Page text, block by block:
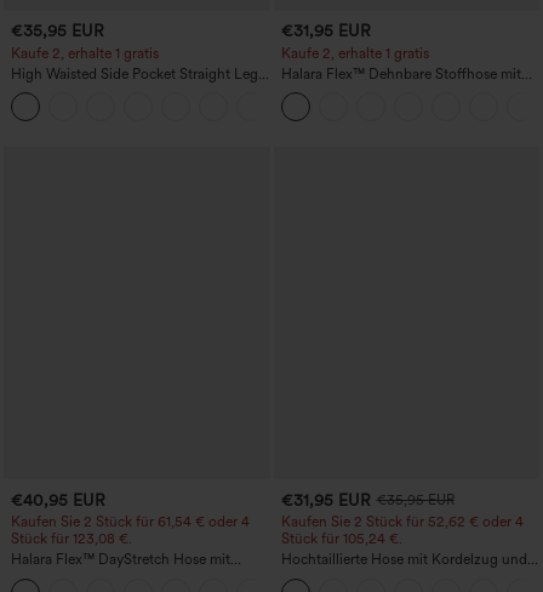
€35,95 EUR
Kaufe 2, erhalte 1 gratis
High Waisted Side Pocket Straight Leg
Work Pants
€31,95 EUR
Kaufe 2, erhalte 1 gratis
Halara Flex™ Dehnbare Stoffhose mit
hohem Bund und Seitentasche hinten
€40,95 EUR
Kaufen Sie 2 Stück für 61,54 € oder 4
Stück für 123,08 €.
Halara Flex™ DayStretch Hose mit
mittlerer Bundhöhe, seitlicher
€31,95 EUR €35,95 EUR
Kaufen Sie 2 Stück für 52,62 € oder 4
Stück für 105,24 €.
Hochtaillierte Hose mit Kordelzug und
Taschen, weitem Bein, lässig und locker